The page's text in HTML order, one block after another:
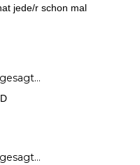
jede/r schon mal